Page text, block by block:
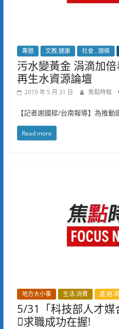
專題 文教.健康 社會 . 頭條
污水變黃金 涓滴加
再生水資源論壇
2019 年 5 月 31 日 焦點時報
【記者謝國樑/台南報導】為推動
Read more
地方大小事 生活.消費 產.經.
5/31「科技部人才媒
求職成功在握!